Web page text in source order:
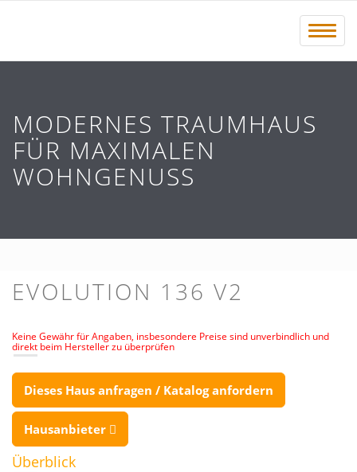
Menü
MODERNES TRAUMHAUS
FÜR MAXIMALEN
WOHNGENUSS
EVOLUTION 136 V2
Keine Gewähr für Angaben, insbesondere Preise sind unverbindlich und
direkt beim Hersteller zu überprüfen
Dieses Haus anfragen / Katalog anfordern
Hausanbieter
Überblick